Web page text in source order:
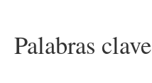
Palabras clave